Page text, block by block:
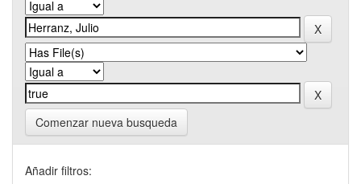
Comenzar nueva busqueda
Añadir filtros: